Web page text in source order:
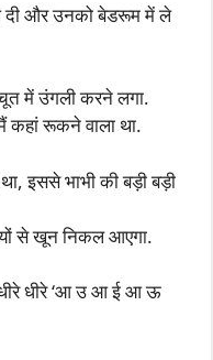
दी और उनको बेडरूम में ले
में उंगली करने लगा.
कहां रूकने वाला था.
इससे भाभी की बड़ी बड़ी
से खून निकल आएगा.
धीरे ‘आ उ आ ई आ ऊ